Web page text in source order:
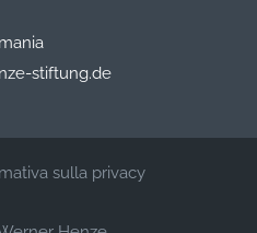
stiftung.de
sulla privacy